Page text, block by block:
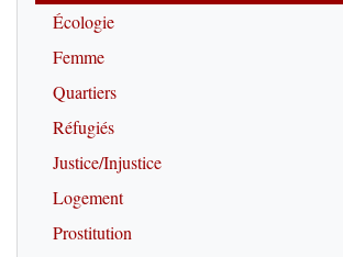
Écologie
Femme
Quartiers
Réfugiés
Justice/Injustice
Logement
Prostitution